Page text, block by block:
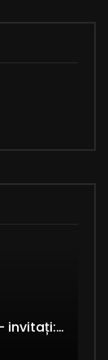
ALEGERI PARLAMENTARE 2020 – invitați: Ionela Florea și Emanuel Valentin Crișan – RE:Start România